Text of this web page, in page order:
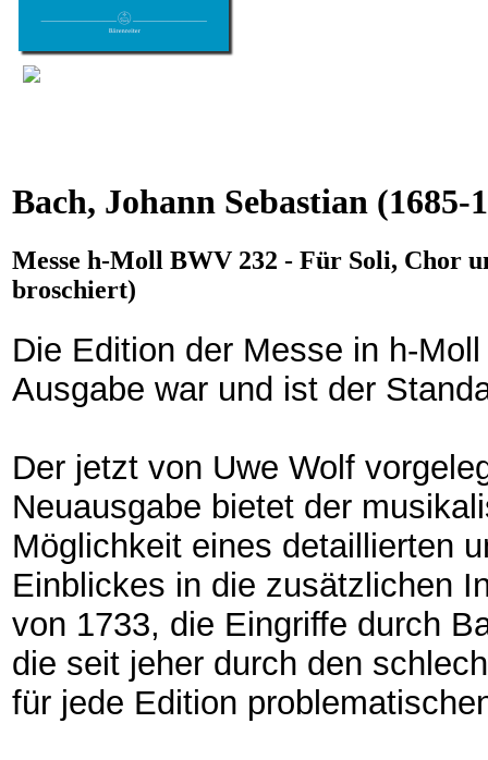
Bach, Johann Sebastian (1685-
Messe h-Moll BWV 232 - Für Soli, Chor
broschiert)
Die Edition der Messe in h-
Ausgabe war und ist der
Der jetzt von Uwe Wolf
Neuausgabe bietet der
Möglichkeit eines detaillierten
Einblickes in die zusätzlichen
von 1733, die Eingriffe durch
die seit jeher durch den
für jede Edition